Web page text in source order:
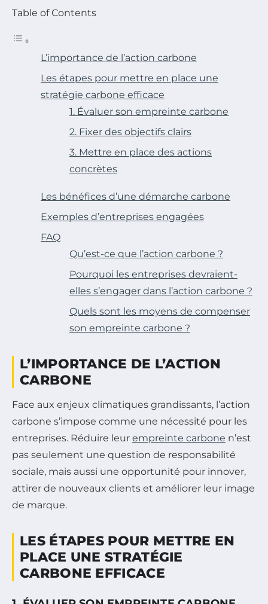
Table of Contents
L’importance de l’action carbone
Les étapes pour mettre en place une
stratégie carbone efficace
1. Évaluer son empreinte carbone
2. Fixer des objectifs clairs
3. Mettre en place des actions
concrètes
Les bénéfices d’une démarche carbone
Exemples d’entreprises engagées
FAQ
Qu’est-ce que l’action carbone ?
Pourquoi les entreprises devraient-
elles s’engager dans l’action carbone ?
Quels sont les moyens de compenser
son empreinte carbone ?
L’IMPORTANCE DE L’ACTION
CARBONE
Face aux enjeux climatiques grandissants, l’action
carbone s’impose comme une nécessité pour les
entreprises. Réduire leur empreinte carbone n’est
pas seulement une question de responsabilité
sociale, mais aussi une opportunité pour innover,
attirer de nouveaux clients et améliorer leur image
de marque.
LES ÉTAPES POUR METTRE EN
PLACE UNE STRATÉGIE
CARBONE EFFICACE